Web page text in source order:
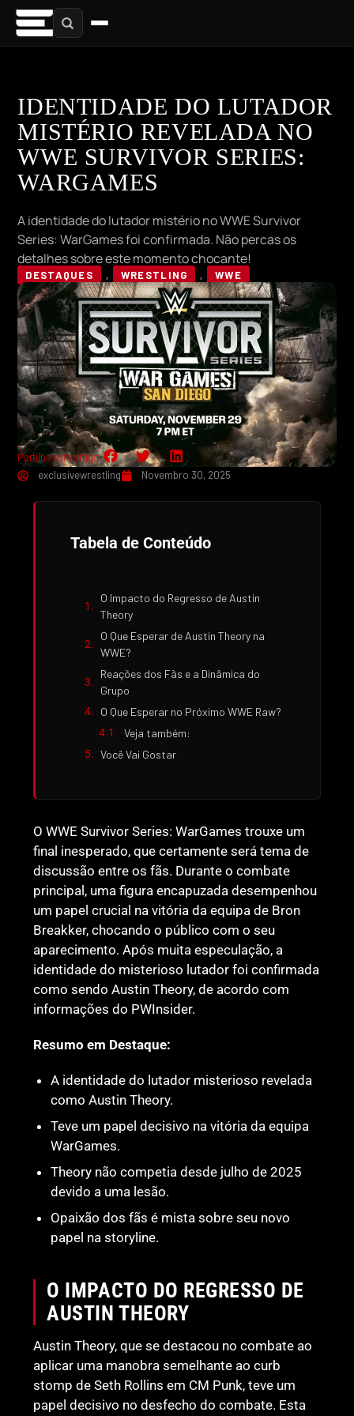
IDENTIDADE DO LUTADOR
MISTÉRIO REVELADA NO
WWE SURVIVOR SERIES:
WARGAMES
A identidade do lutador mistério no WWE Survivor
Series: WarGames foi confirmada. Não percas os
detalhes sobre este momento chocante!
DESTAQUES , WRESTLING , WWE
Partilha este artigo:
exclusivewrestling
Novembro 30, 2025
Tabela de Conteúdo
O Impacto do Regresso de Austin
Theory
O Que Esperar de Austin Theory na
WWE?
Reações dos Fãs e a Dinâmica do
Grupo
O Que Esperar no Próximo WWE Raw?
Veja também:
Você Vai Gostar
O WWE Survivor Series: WarGames trouxe um
final inesperado, que certamente será tema de
discussão entre os fãs. Durante o combate
principal, uma figura encapuzada desempenhou
um papel crucial na vitória da equipa de Bron
Breakker, chocando o público com o seu
aparecimento. Após muita especulação, a
identidade do misterioso lutador foi confirmada
como sendo Austin Theory, de acordo com
informações do PWInsider.
Resumo em Destaque:
A identidade do lutador misterioso revelada
como Austin Theory.
Teve um papel decisivo na vitória da equipa
WarGames.
Theory não competia desde julho de 2025
devido a uma lesão.
Opaixão dos fãs é mista sobre seu novo
papel na storyline.
O IMPACTO DO REGRESSO DE
AUSTIN THEORY
Austin Theory, que se destacou no combate ao
aplicar uma manobra semelhante ao curb
stomp de Seth Rollins em CM Punk, teve um
papel decisivo no desfecho do combate. Esta